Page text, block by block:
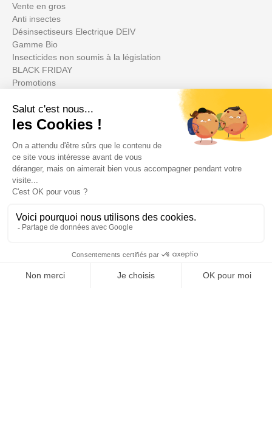
Vente en gros
Anti insectes
Désinsectiseurs Electrique DEIV
Gamme Bio
Insecticides non soumis à la législation
BLACK FRIDAY
Promotions
Votre compte
Informations
